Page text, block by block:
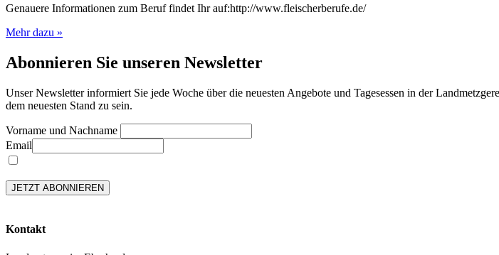
Genauere Informationen zum Beruf findet Ihr auf:http://www.fleischerberufe.de/
Mehr dazu »
Abonnieren Sie unseren Newsletter
Unser Newsletter informiert Sie jede Woche über die neuesten Angebote und Tagesessen in der
dem neuesten Stand zu sein.
Vorname und Nachname
Email
Kontakt